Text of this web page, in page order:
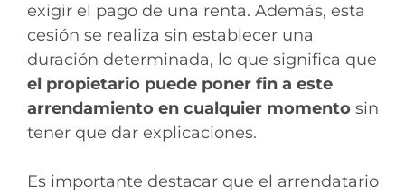
exigir el pago de una renta. Además, esta
cesión se realiza sin establecer una
duración determinada, lo que significa que
el propietario puede poner fin a este
arrendamiento en cualquier momento sin
tener que dar explicaciones.
Es importante destacar que el arrendatario